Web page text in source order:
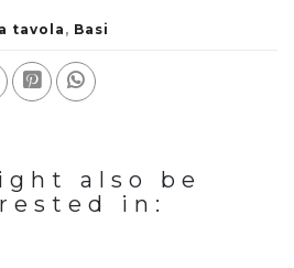
tavola , Basi
also be
in: